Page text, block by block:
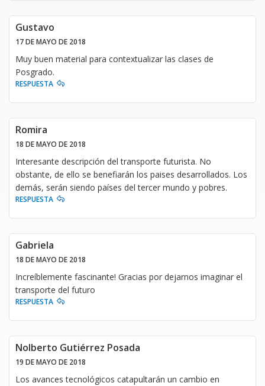
Gustavo
17 DE MAYO DE 2018
Muy buen material para contextualizar las clases de
Posgrado.
RESPUESTA
Romira
18 DE MAYO DE 2018
Interesante descripción del transporte futurista. No
obstante, de ello se benefiarán los paises desarrollados. Los
demás, serán siendo países del tercer mundo y pobres.
RESPUESTA
Gabriela
18 DE MAYO DE 2018
Increíblemente fascinante! Gracias por dejarnos imaginar el
transporte del futuro
RESPUESTA
Nolberto Gutiérrez Posada
19 DE MAYO DE 2018
Los avances tecnológicos catapultarán un cambio en